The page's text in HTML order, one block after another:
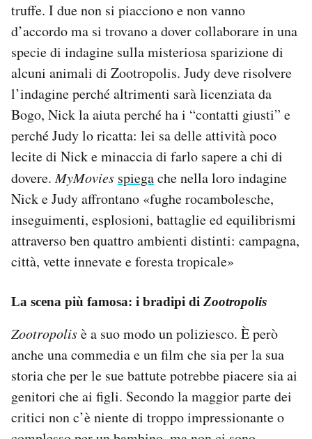
truffe. I due non si piacciono e non vanno
d’accordo ma si trovano a dover collaborare in una
specie di indagine sulla misteriosa sparizione di
alcuni animali di Zootropolis. Judy deve risolvere
l’indagine perché altrimenti sarà licenziata da
Bogo, Nick la aiuta perché ha i “contatti giusti” e
perché Judy lo ricatta: lei sa delle attività poco
lecite di Nick e minaccia di farlo sapere a chi di
dovere.MyMovies spiegache nella loro indagine
Nick e Judy affrontano «fughe rocambolesche,
inseguimenti, esplosioni, battaglie ed equilibrismi
attraverso ben quattro ambienti distinti: campagna,
città, vette innevate e foresta tropicale»
La scena più famosa: i bradipi di Zootropolis
Zootropolisè a suo modo un poliziesco. È però
anche una commedia e un film che sia per la sua
storia che per le sue battute potrebbe piacere sia ai
genitori che ai figli. Secondo la maggior parte dei
critici non c’è niente di troppo impressionante o